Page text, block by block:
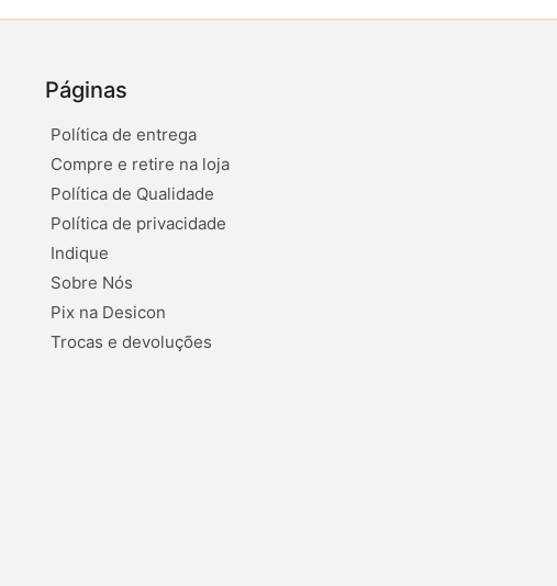
Páginas
Política de entrega
Compre e retire na loja
Política de Qualidade
Política de privacidade
Indique
Sobre Nós
Pix na Desicon
Trocas e devoluções